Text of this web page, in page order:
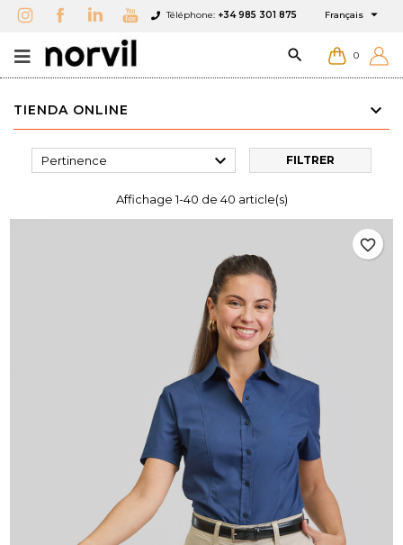
Téléphone: +34 985 301 875 Français 
 0
TIENDA ONLINE
Pertinence  FILTRER
Affichage 1-40 de 40 article(s)
favorite_border